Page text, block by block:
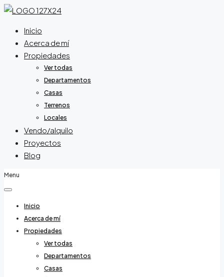
Inicio
Acerca de mí
Propiedades
Ver todas
Departamentos
Casas
Terrenos
Locales
Vendo/alquilo
Proyectos
Blog
Menu
Inicio
Acerca de mí
Propiedades
Ver todas
Departamentos
Casas